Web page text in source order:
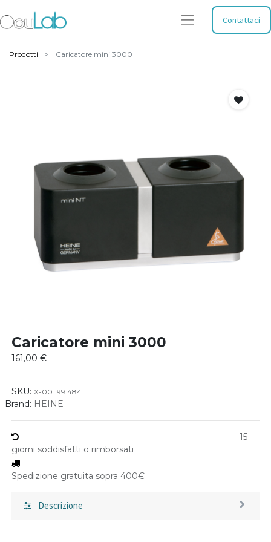
Contattaci
Prodotti Caricatore mini 3000
Caricatore mini 3000
161,00 €
SKU: X-001.99.484
Brand: HEINE
15
giorni soddisfatti o rimborsati
Spedizione gratuita sopra 400€
Descrizione